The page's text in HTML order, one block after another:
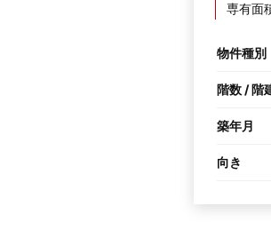
専有面
物件種別
階数 / 階
築年月
向き